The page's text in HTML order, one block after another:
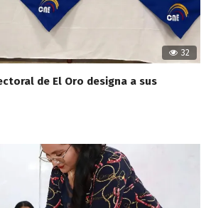
32
de El Oro designa a sus